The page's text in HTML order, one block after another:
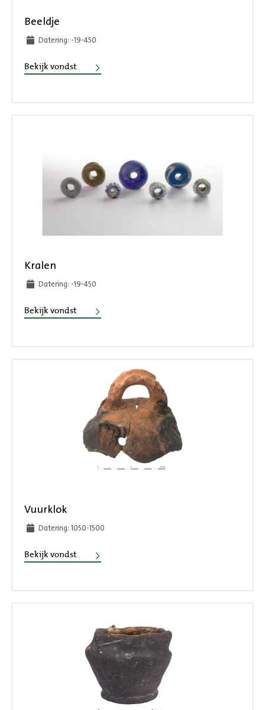
Beeldje
Datering: -19-450
Bekijk vondst Beeldje
Kralen
Datering: -19-450
Bekijk vondst Kralen
Vuurklok
Datering: 1050-1500
Bekijk vondst Vuurklok